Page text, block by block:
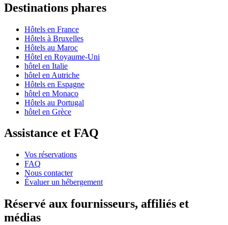
Destinations phares
Hôtels en France
Hôtels à Bruxelles
Hôtels au Maroc
Hôtel en Royaume-Uni
hôtel en Italie
hôtel en Autriche
Hôtels en Espagne
hôtel en Monaco
Hôtels au Portugal
hôtel en Grèce
Assistance et FAQ
Vos réservations
FAQ
Nous contacter
Évaluer un hébergement
Réservé aux fournisseurs, affiliés et
médias